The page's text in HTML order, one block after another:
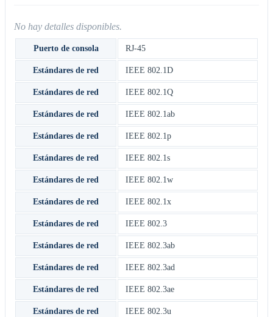
No hay detalles disponibles.
Puerto de consola RJ-45
Estándares de red IEEE 802.1D
Estándares de red IEEE 802.1Q
Estándares de red IEEE 802.1ab
Estándares de red IEEE 802.1p
Estándares de red IEEE 802.1s
Estándares de red IEEE 802.1w
Estándares de red IEEE 802.1x
Estándares de red IEEE 802.3
Estándares de red IEEE 802.3ab
Estándares de red IEEE 802.3ad
Estándares de red IEEE 802.3ae
Estándares de red IEEE 802.3u